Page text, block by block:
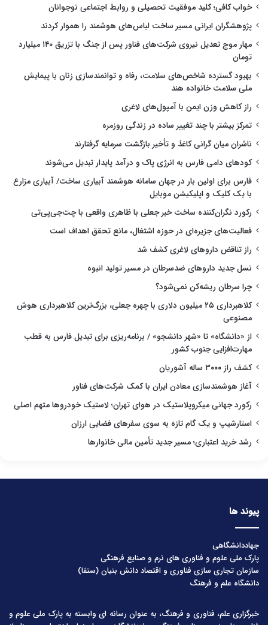
خواب کافی؛ کلید موفقیت تحصیلی و روابط اجتماعی نوجوانان
پژوهشگران ایرانی مسیر ساخت لباس‌های هوشمند را هموار کردند
مهار موج تعدیل نیروی شرکت‌های فناور پس از جنگ با تزریق ۱۴۰ میلیارد
تومان
بهبود گسترده شاخص‌های سلامت، رفاه و توانمندسازی زنان با پیمایش
ملی سلامت خانواده هند
راز کاهش وزن ایمن با آمپول‌های لاغری
تمرکز بیشتر با چند تغییر ساده در زندگی روزمره
ناشران میان گرانی کاغذ و تأخیر بازگشت سرمایه گرفتارند
کودهای دامی فارس به انرژی پاک و درآمد پایدار تبدیل می‌شوند
فارس برای اولین بار در جهان سامانه هوشمند آبیاری ساخت/ آبیاری مزارع
با یک کلیک و اپلیکیشن موبایل
رکورد نگران‌کننده ساخت خبر جعلی با ظاهری واقعی با چت‌جی‌پی‌تی
فعالیت‌های جزیره‌ای در حوزه اشتغال، مانع تحقق اهداف است
راز تناقض داروهای لاغری کشف شد
نسل جدید داروهای ضدسرطان در مسیر تولید انبوه
چرا سرطان ریشه‌کن نمی‌شود؟
کلاهبرداری ۲۵ میلیون دلاری با چهره جعلی، بزرگ‌ترین کلاهبرداری هوش
مصنوعی
از «دانشگاه» تا «شهر دانشجو» / برنامه‌ریزی برای تبدیل فارس به قطب
مهارت‌افزایی جنوب کشور
کشف راز ۳۰۰۰ ساله آشوریان
آغاز هوشمندسازی معادن ایران با کمک شرکت‌های فناور
رکورد جهانی میکروپلاستیک در هوای تهران؛ لاستیک خودروها متهم اصلی
استارشیپ و یک گام تازه به سوی سفرهای فضایی ارزان
رشد خرید اعتباری؛ مسیر جدید تأمین مالی خانوارها
پیوند ها
جهاددانشگاهی
پارک ملی علوم و فناوری های نرم و صنایع فرهنگی
سازمان تجاری سازی فناوری و اقتصاد دانش بنیان (ستفا)
دانشگاه علم و فرهنگ
خبرگزاری علم، فناوری و فرهنگ، به عنوان رسانه ای وابسته به پارک ملی علوم و